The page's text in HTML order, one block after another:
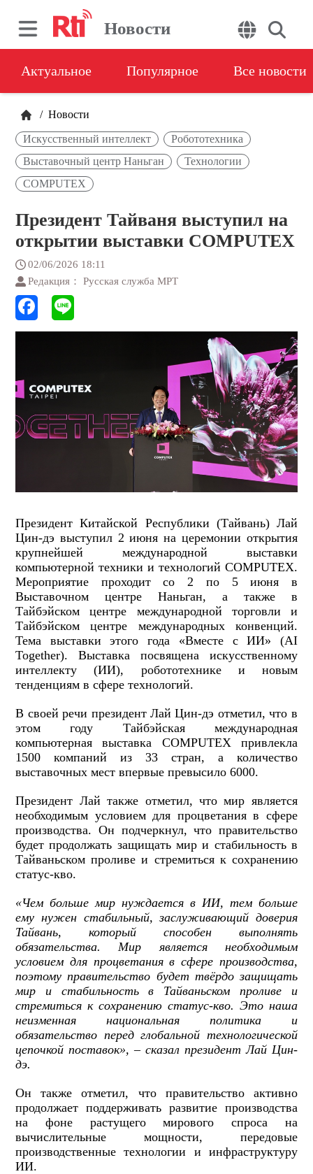
Новости
Актуальное Популярное Все новости
/ Новости
Искусственный интеллект
Робототехника
Выставочный центр Наньган
Технологии
COMPUTEX
Президент Тайваня выступил на
открытии выставки COMPUTEX
02/06/2026 18:11
Редакция： Русская служба МРТ
Президент Китайской Республики (Тайвань) Лай
Цин-дэ выступил 2 июня на церемонии открытия
крупнейшей международной выставки
компьютерной техники и технологий COMPUTEX.
Мероприятие проходит со 2 по 5 июня в
Выставочном центре Наньган, а также в
Тайбэйском центре международной торговли и
Тайбэйском центре международных конвенций.
Тема выставки этого года «Вместе с ИИ» (AI
Together). Выставка посвящена искусственному
интеллекту (ИИ), робототехнике и новым
тенденциям в сфере технологий.
В своей речи президент Лай Цин-дэ отметил, что в
этом году Тайбэйская международная
компьютерная выставка COMPUTEX привлекла
1500 компаний из 33 стран, а количество
выставочных мест впервые превысило 6000.
Президент Лай также отметил, что мир является
необходимым условием для процветания в сфере
производства. Он подчеркнул, что правительство
будет продолжать защищать мир и стабильность в
Тайваньском проливе и стремиться к сохранению
статус-кво.
«Чем больше мир нуждается в ИИ, тем больше
ему нужен стабильный, заслуживающий доверия
Тайвань, который способен выполнять
обязательства. Мир является необходимым
условием для процветания в сфере производства,
поэтому правительство будет твёрдо защищать
мир и стабильность в Тайваньском проливе и
стремиться к сохранению статус-кво. Это наша
неизменная национальная политика и
обязательство перед глобальной технологической
цепочкой поставок», – сказал президент Лай Цин-
дэ.
Он также отметил, что правительство активно
продолжает поддерживать развитие производства
на фоне растущего мирового спроса на
вычислительные мощности, передовые
производственные технологии и инфраструктуру
ИИ.